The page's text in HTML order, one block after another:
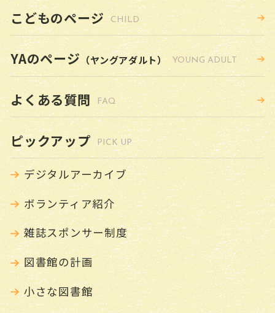
こどものページ CHILD
YAのページ（ヤングアダルト） YOUNG ADULT
よくある質問 FAQ
ピックアップ PICK UP
デジタルアーカイブ
ボランティア紹介
雑誌スポンサー制度
図書館の計画
小さな図書館